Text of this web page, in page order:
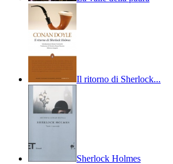
Il ritorno di Sherlock...
Sherlock Holmes